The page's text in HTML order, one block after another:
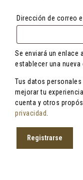
Dirección de correo
Se enviará un enlace
establecer una nueva
Tus datos
mejorar tu
cuenta y otros
privacidad
Registrarse